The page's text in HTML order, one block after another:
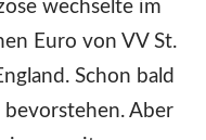
wechselte im
Euro von VV St.
Schon bald
bevorstehen. Aber